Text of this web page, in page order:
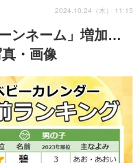
ンネーム」増加…
・画像
2024.10.24（木） 11:15